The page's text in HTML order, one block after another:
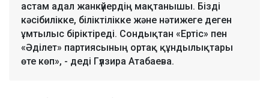
астам адал жанкүйердің мақтанышы. Бізді
кәсібилікке, біліктілікке және нәтижеге деген
ұмтылыс біріктіреді. Сондықтан «Ертіс» пен
«Әділет» партиясының ортақ құндылықтары
өте көп», - деді Гүлзира Атабаева.